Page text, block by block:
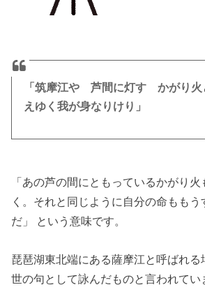
「筑摩江や 芦間に灯す かがり
えゆく我が身なりけり」
「あの芦の間にともっているかがり
く。それと同じように自分の命もも
だ」 という意味です。
琵琶湖東北端にある薩摩江と呼ばれ
世の句として詠んだものと言われてい